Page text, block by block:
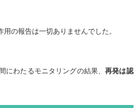
用の報告は一切ありませんでした。
にわたるモニタリングの結果、再発は認